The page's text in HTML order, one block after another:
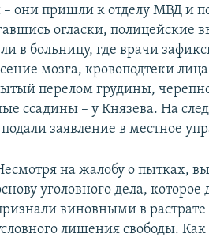
– они пришли к отделу МВД и
огласки, полицейские
в больницу, где врачи
мозга, кровоподтеки
перелом грудины,
ссадины – у Князева. На
заявление в местное
на жалобу о пытках,
уголовного дела,
виновными в растрате
лишения свободы.